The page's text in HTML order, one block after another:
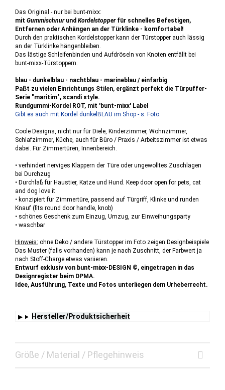
Das Original - nur bei bunt-mixx:
mit Gummischnurund Kordelstopperfür schnelles Befestigen,
Entfernen oder Anhängen an der Türklinke - komfortabel!
Durch den praktischen Kordelstopper kann der Türstopper auch lässig
an der Türklinke hängenbleiben.
Das lästige Schleifenbinden und Aufdröseln von Knoten entfällt bei
bunt-mixx-Türstoppern.
blau - dunkelblau - nachtblau - marineblau / einfarbig
Paßt zu vielen Einrichtungs Stilen, ergänzt perfekt die Türpuffer-
Serie "maritim", scandi style.
Rundgummi-Kordel ROT, mit 'bunt-mixx' Label
Gibt es auch mit Kordel dunkelBLAU im Shop - s. Foto.
Coole Designs, nicht nur für Diele, Kinderzimmer, Wohnzimmer,
Schlafzimmer, Küche, auch für Büro / Praxis / Arbeitszimmer ist etwas
dabei. Für Zimmertüren, Innenbereich.
• verhindert nerviges Klappern der Türe oder ungewolltes Zuschlagen
bei Durchzug
• Durchlaß für Haustier, Katze und Hund. Keep door open for pets, cat
and dog love it
• konzipiert für Zimmertüre, passend auf Türgriff, Klinke und runden
Knauf (fits round door handle, knob)
• schönes Geschenk zum Einzug, Umzug, zur Einweihungsparty
• waschbar
Hinweis: ohne Deko / andere Türstopper im Foto zeigen Designbeispiele
Das Muster (falls vorhanden) kann je nach Zuschnitt, der Farbwert ja
nach Stoff-Charge etwas variieren.
Entwurf exklusiv von bunt-mixx-DESIGN ©, eingetragen in das
Designregister beim DPMA.
Idee, Ausführung, Texte und Fotos unterliegen dem Urheberrecht.
Hersteller/Produktsicherheit
Größe / Material / Pflegehinweis